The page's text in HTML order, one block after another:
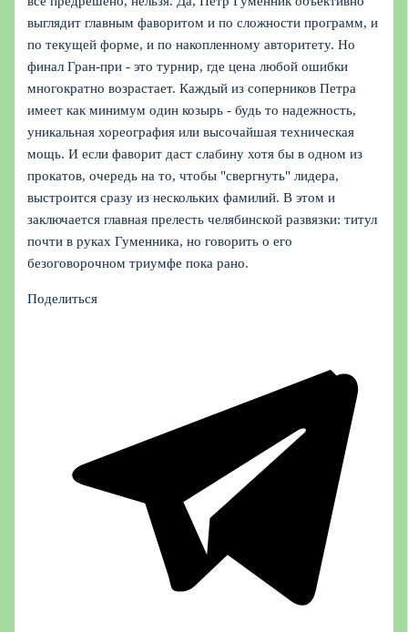
выглядит главным фаворитом и по сложности программ, и
по текущей форме, и по накопленному авторитету. Но
финал Гран-при - это турнир, где цена любой ошибки
многократно возрастает. Каждый из соперников Петра
имеет как минимум один козырь - будь то надежность,
уникальная хореография или высочайшая техническая
мощь. И если фаворит даст слабину хотя бы в одном из
прокатов, очередь на то, чтобы "свергнуть" лидера,
выстроится сразу из нескольких фамилий. В этом и
заключается главная прелесть челябинской развязки: титул
почти в руках Гуменника, но говорить о его
безоговорочном триумфе пока рано.
Поделиться